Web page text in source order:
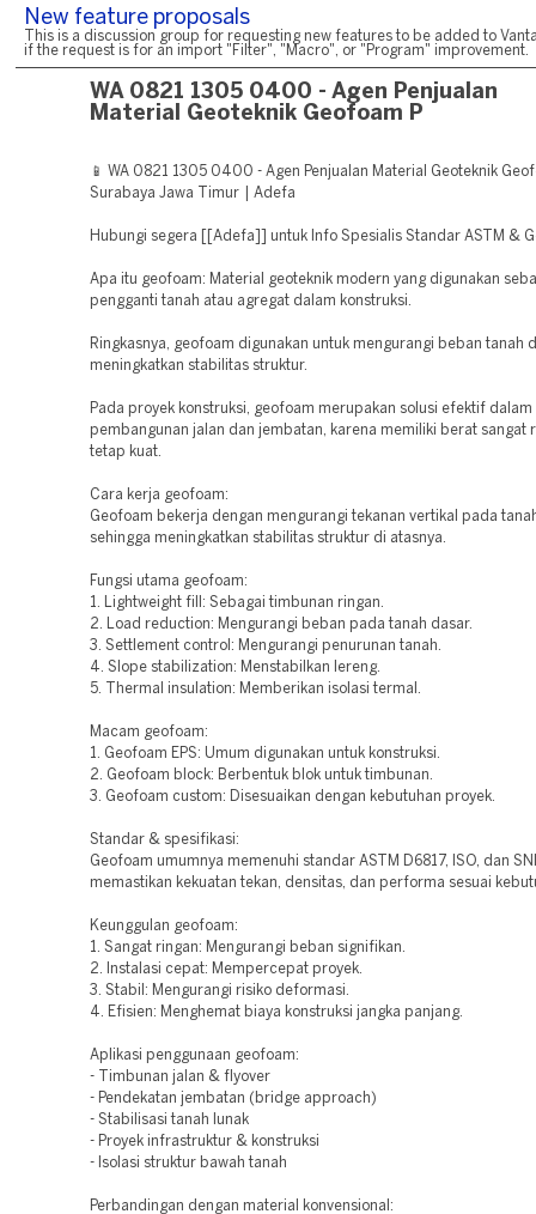
New feature proposals
This is a discussion group for requesting new features to be added to
if the request is for an import "Filter", "Macro", or "Program" improvement.
WA 0821 1305 0400 - Agen Penjualan
Material Geoteknik Geofoam P
📱 WA 0821 1305 0400 - Agen Penjualan Material Geoteknik
Surabaya Jawa Timur | Adefa
Hubungi segera [[Adefa]] untuk Info Spesialis Standar ASTM &
Apa itu geofoam: Material geoteknik modern yang digunakan
pengganti tanah atau agregat dalam konstruksi.
Ringkasnya, geofoam digunakan untuk mengurangi beban tanah
meningkatkan stabilitas struktur.
Pada proyek konstruksi, geofoam merupakan solusi efektif dalam
pembangunan jalan dan jembatan, karena memiliki berat sangat
tetap kuat.
Cara kerja geofoam:
Geofoam bekerja dengan mengurangi tekanan vertikal pada
sehingga meningkatkan stabilitas struktur di atasnya.
Fungsi utama geofoam:
1. Lightweight fill: Sebagai timbunan ringan.
2. Load reduction: Mengurangi beban pada tanah dasar.
3. Settlement control: Mengurangi penurunan tanah.
4. Slope stabilization: Menstabilkan lereng.
5. Thermal insulation: Memberikan isolasi termal.
Macam geofoam:
1. Geofoam EPS: Umum digunakan untuk konstruksi.
2. Geofoam block: Berbentuk blok untuk timbunan.
3. Geofoam custom: Disesuaikan dengan kebutuhan proyek.
Standar & spesifikasi:
Geofoam umumnya memenuhi standar ASTM D6817, ISO, dan
memastikan kekuatan tekan, densitas, dan performa sesuai
Keunggulan geofoam:
1. Sangat ringan: Mengurangi beban signifikan.
2. Instalasi cepat: Mempercepat proyek.
3. Stabil: Mengurangi risiko deformasi.
4. Efisien: Menghemat biaya konstruksi jangka panjang.
Aplikasi penggunaan geofoam:
- Timbunan jalan & flyover
- Pendekatan jembatan (bridge approach)
- Stabilisasi tanah lunak
- Proyek infrastruktur & konstruksi
- Isolasi struktur bawah tanah
Perbandingan dengan material konvensional: